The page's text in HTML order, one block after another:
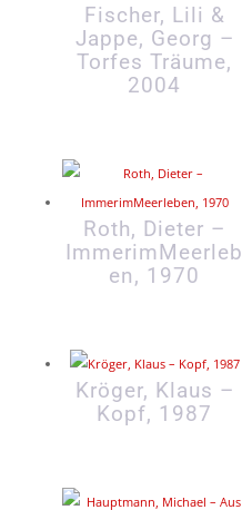
Fischer, Lili &
Jappe, Georg –
Torfes Träume,
2004
Roth, Dieter –
ImmerimMeerleb
en, 1970
Kröger, Klaus –
Kopf, 1987